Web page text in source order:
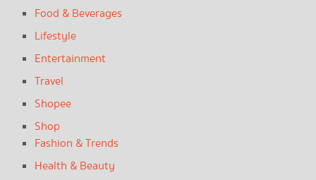
Food & Beverages
Lifestyle
Entertainment
Travel
Shopee
Shop
Fashion & Trends
Health & Beauty